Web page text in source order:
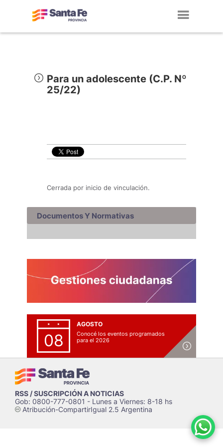
Para un adolescente (C.P. Nº
25/22)
Cerrada por inicio de vinculación.
Documentos Y Normativas
08
AGOSTO
Conocé los eventos programados
para el 2026
RSS / SUSCRIPCIÓN A NOTICIAS
Gob: 0800-777-0801 - Lunes a Viernes: 8-18 hs
cAtribución-CompartirIgual 2.5 Argentina